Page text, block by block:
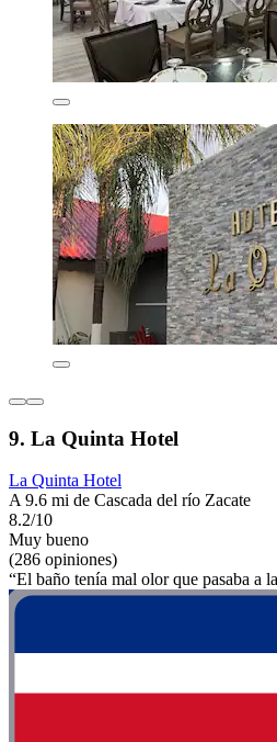
9. La Quinta Hotel
La Quinta Hotel
A 9.6 mi de Cascada del río Zacate
8.2/10
Muy bueno
(286 opiniones)
“El baño tenía mal olor que pasaba a